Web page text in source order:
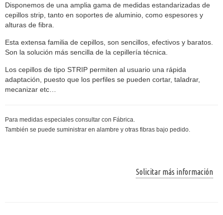
Disponemos de una amplia gama de medidas estandarizadas de
cepillos strip, tanto en soportes de aluminio, como espesores y
alturas de fibra.
Esta extensa familia de cepillos, son sencillos, efectivos y baratos.
Son la solución más sencilla de la cepillería técnica.
Los cepillos de tipo STRIP permiten al usuario una rápida
adaptación, puesto que los perfiles se pueden cortar, taladrar,
mecanizar etc…
Para medidas especiales consultar con Fábrica.
También se puede suministrar en alambre y otras fibras bajo pedido.
Solicitar más información